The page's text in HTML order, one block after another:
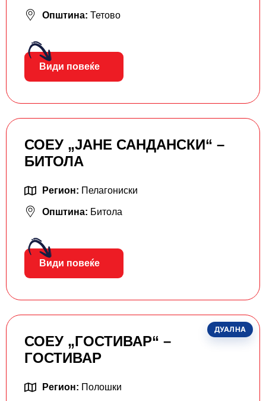
Општина: Тетово
Види повеќе
СОЕУ „ЈАНЕ САНДАНСКИ“ –
БИТОЛА
Регион: Пелагониски
Општина: Битола
Види повеќе
ДУАЛНА
СОЕУ „ГОСТИВАР“ –
ГОСТИВАР
Регион: Полошки